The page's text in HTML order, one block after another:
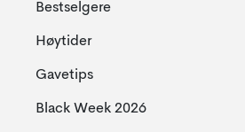
Bestselgere
Høytider
Gavetips
Black Week 2026